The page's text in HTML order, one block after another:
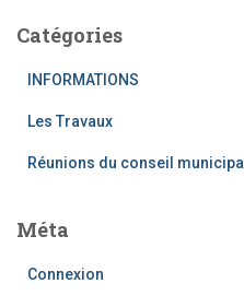
Catégories
INFORMATIONS
Les Travaux
Réunions du conseil municipal
Méta
Connexion